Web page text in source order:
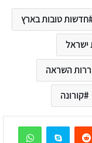
חדשות טובות בארץ
ישראל
השראה
קורונה
Reddit
Skype